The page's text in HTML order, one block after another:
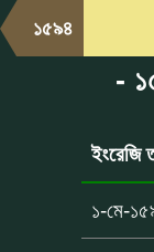
১৫৯৪
-
ইংরেজি
১-মে-